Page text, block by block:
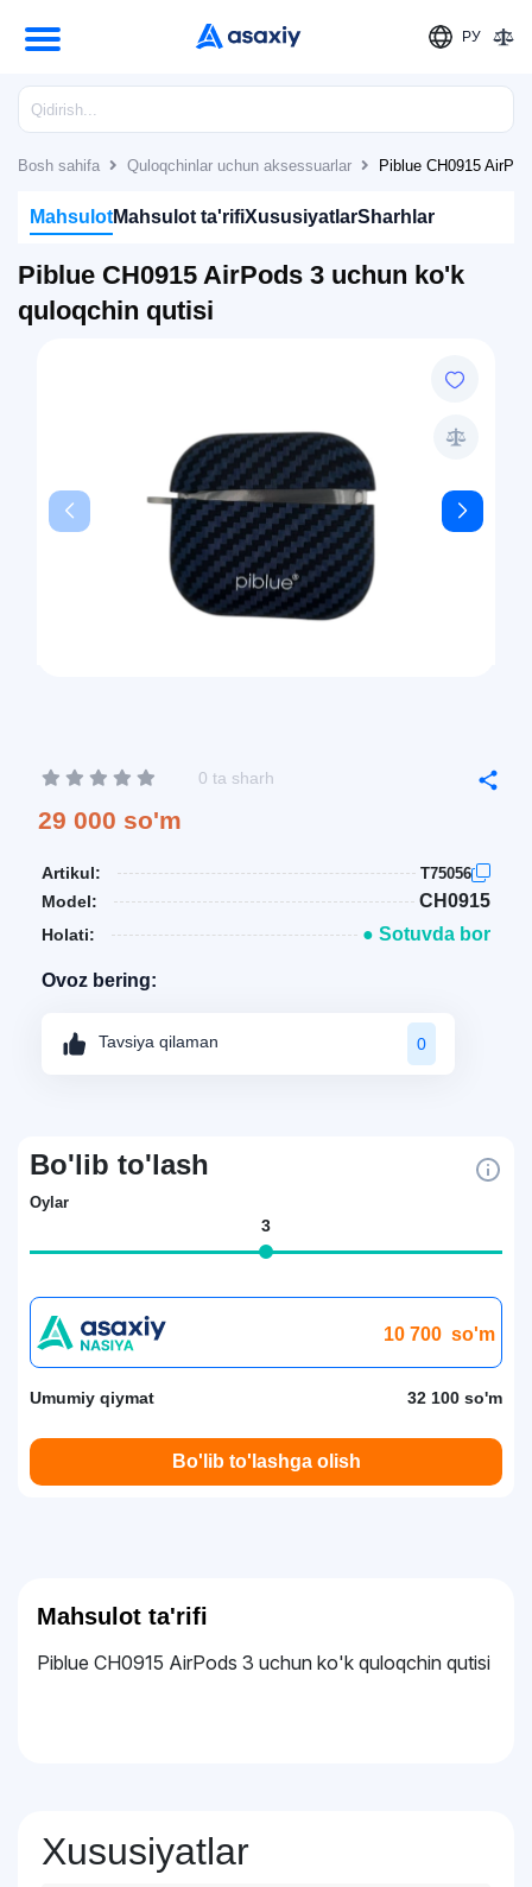
РУ
Bosh sahifa Quloqchinlar uchun aksessuarlar Piblue CH0915
MahsulotMahsulot ta'rifiXususiyatlarSharhlar
Piblue CH0915 AirPods 3 uchun ko'k
quloqchin qutisi
0 ta sharh
29 000 so'm
Artikul: T75056
Model: CH0915
Holati: ● Sotuvda bor
Ovoz bering:
Tavsiya qilaman 0
Bo'lib to'lash
Oylar
3
10 700 so'm
Umumiy qiymat 32 100 so'm
Bo'lib to'lashga olish
Mahsulot ta'rifi
Piblue CH0915 AirPods 3 uchun ko'k quloqchin qutisi
Xususiyatlar